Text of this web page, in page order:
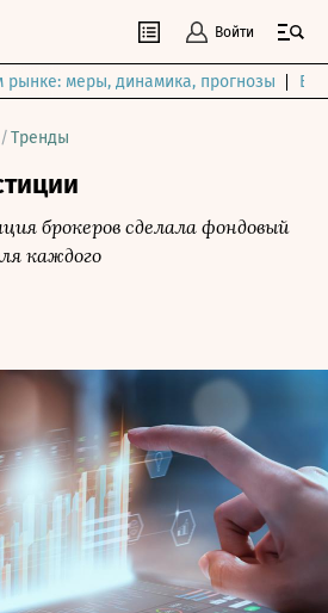
Войти
рынке: меры, динамика, прогнозы
Тренды
брокеров сделала фондовый
каждого